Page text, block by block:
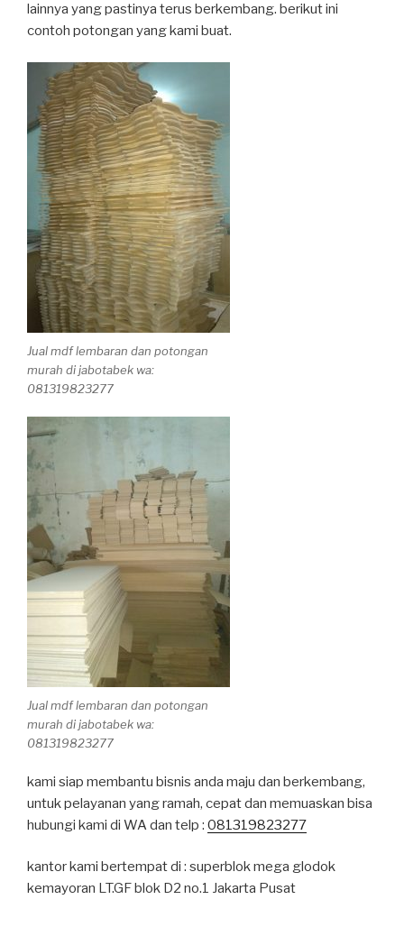
lainnya yang pastinya terus berkembang. berikut ini
contoh potongan yang kami buat.
Jual mdf lembaran dan potongan
murah di jabotabek wa:
081319823277
Jual mdf lembaran dan potongan
murah di jabotabek wa:
081319823277
kami siap membantu bisnis anda maju dan berkembang,
untuk pelayanan yang ramah, cepat dan memuaskan bisa
hubungi kami di WA dan telp : 081319823277
kantor kami bertempat di : superblok mega glodok
kemayoran LT.GF blok D2 no.1 Jakarta Pusat